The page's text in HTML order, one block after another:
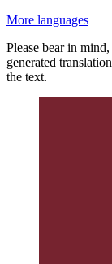
More languages
Please bear in
generated
the text.